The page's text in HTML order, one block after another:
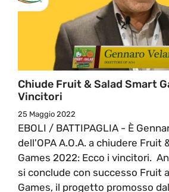
Chiude Fruit & Salad Smart
Vincitori
25 Maggio 2022
EBOLI / BATTIPAGLIA - È
dell'OPA A.O.A. a chiudere Fruit
Games 2022: Ecco i vincitori.
si conclude con successo Fruit
Games, il progetto promosso